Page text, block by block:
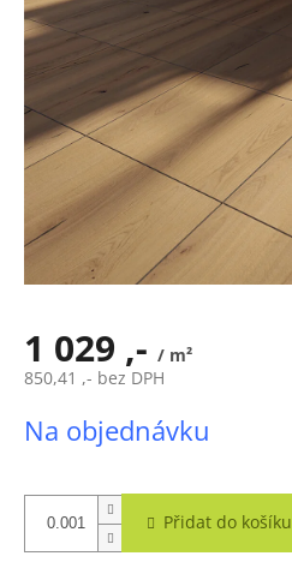
1 029 ,- / m²
850,41 ,- bez DPH
cena:
Na objednávku
Přidat do košíku